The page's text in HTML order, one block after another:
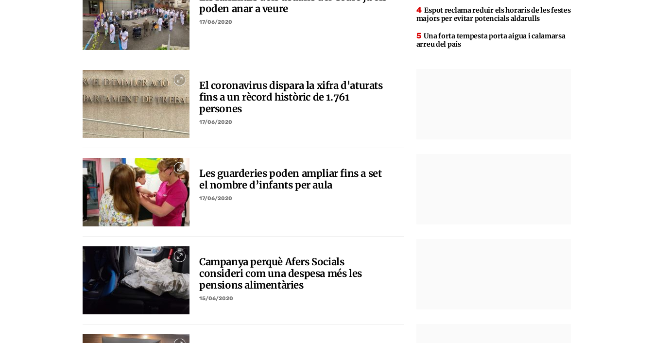
poden anar a veure
17/06/2020
El coronavirus dispara la xifra d'aturats
fins a un rècord històric de 1.761
persones
17/06/2020
Les guarderies poden ampliar fins a set
el nombre d’infants per aula
17/06/2020
Campanya perquè Afers Socials
consideri com una despesa més les
pensions alimentàries
15/06/2020
Espot reclama reduir els horaris de les festes
majors per evitar potencials aldarulls
Una forta tempesta porta aigua i calamarsa
arreu del país